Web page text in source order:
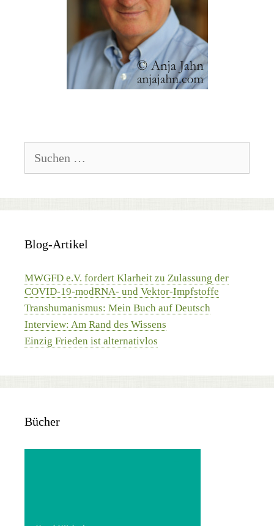
nach:
Blog-Artikel
MWGFD e.V. fordert Klarheit zu Zulassung der
COVID-19-modRNA- und Vektor-Impfstoffe
Transhumanismus: Mein Buch auf Deutsch
Interview: Am Rand des Wissens
Einzig Frieden ist alternativlos
Bücher